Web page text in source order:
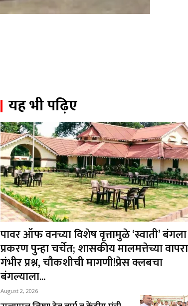
यह भी पढ़िए
पावर ऑफ वनच्या विशेष वृत्तामुळे ‘स्वाती’ बंगला
प्रकरण पुन्हा चर्चेत; शासकीय मालमत्तेच्या
गंभीर प्रश्न, चौकशीची मागणी!प्रेस क्लबचा
बंगल्याला...
August 2, 2026